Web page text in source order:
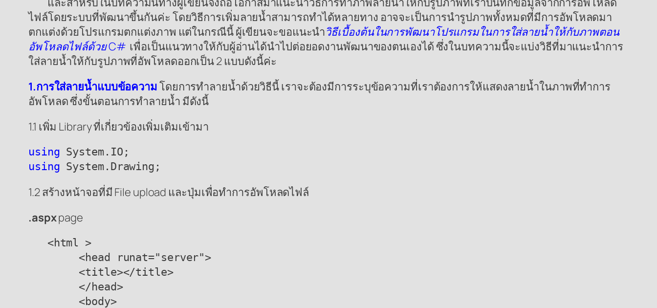
ไฟล์โดยระบบที่พัฒนาขึ้นกันค่ะ โดยวิธีการเพิ่มลายน้ำสามารถทำได้หลายทาง อาจจะเป็นการนำรูปภาพทั้งหมดที่มีการอัพโหลดมา
ตกแต่งด้วยโปรแกรมตกแต่งภาพ แต่ในกรณีนี้ ผู้เขียนจะขอแนะนำวิธีเบื้องต้นในการพัฒนาโปรแกรมในการใส่ลายน้ำให้กับภาพตอน
อัพโหลดไฟล์ด้วย C# เพื่อเป็นแนวทางให้กับผู้อ่านได้นำไปต่อยอดงานพัฒนาของตนเองได้ ซึ่งในบทความนี้จะแบ่งวิธีที่มาแนะนำการ
ใส่ลายน้ำให้กับรูปภาพที่อัพโหลดออกเป็น 2 แบบดังนี้ค่ะ
1.การใส่ลายน้ำแบบข้อความโดยการทำลายน้ำด้วยวิธีนี้ เราจะต้องมีการระบุข้อความที่เราต้องการให้แสดงลายน้ำในภาพที่ทำการ
อัพโหลด ซึ่งขั้นตอนการทำลายน้ำ มีดังนี้
1.1 เพิ่ม Library ที่เกี่ยวข้องเพิ่มเติมเข้ามา
using System.IO;
using
1.2 สร้างหน้าจอที่มี File upload และปุ่มเพื่อทำการอัพโหลดไฟล์
.aspxpage